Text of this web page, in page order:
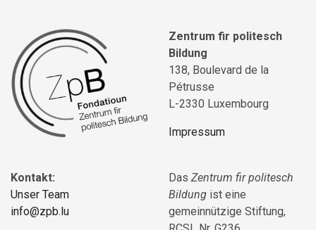
Zentrum fir politesch
Bildung
138, Boulevard de la
Pétrusse
L-2330 Luxembourg
Impressum
Kontakt:
Unser Team
info@zpb.lu
Das Zentrum fir politesch
Bildung ist eine
gemeinnützige Stiftung,